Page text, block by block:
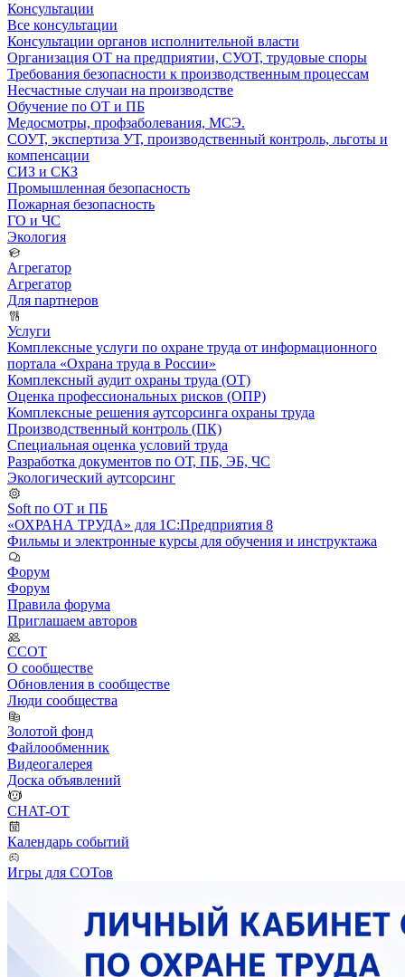
Консультации
Все консультации
Консультации органов исполнительной власти
Организация ОТ на предприятии, СУОТ, трудовые споры
Требования безопасности к производственным процессам
Несчастные случаи на производстве
Обучение по ОТ и ПБ
Медосмотры, профзаболевания, МСЭ.
СОУТ, экспертиза УТ, производственный контроль, льготы и
компенсации
СИЗ и СКЗ
Промышленная безопасность
Пожарная безопасность
ГО и ЧС
Экология
Агрегатор
Агрегатор
Для партнеров
Услуги
Комплексные услуги по охране труда от информационного
портала «Охрана труда в России»
Комплексный аудит охраны труда (ОТ)
Оценка профессиональных рисков (ОПР)
Комплексные решения аутсорсинга охраны труда
Производственный контроль (ПК)
Специальная оценка условий труда
Разработка документов по ОТ, ПБ, ЭБ, ЧС
Экологический аутсорсинг
Soft по ОТ и ПБ
«ОХРАНА ТРУДА» для 1С:Предприятия 8
Фильмы и электронные курсы для обучения и инструктажа
Форум
Форум
Правила форума
Приглашаем авторов
ССОТ
О сообществе
Обновления в сообществе
Люди сообщества
Золотой фонд
Файлообменник
Видеогалерея
Доска объявлений
CHAT-OT
Календарь событий
Игры для СОТов